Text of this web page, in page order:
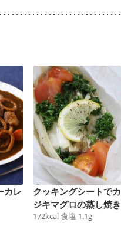
カレ
クッキングシートでカ
ジキマグロの蒸し焼き
172kcal 食塩 1.1g